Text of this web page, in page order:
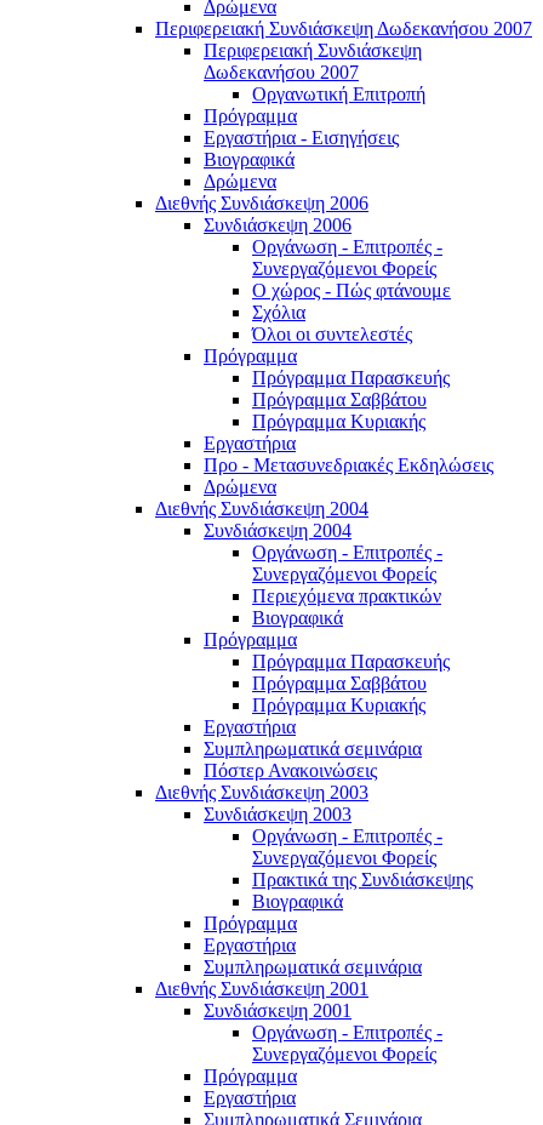
Δρώμενα
Περιφερειακή Συνδιάσκεψη Δωδεκανήσου 2007
Περιφερειακή Συνδιάσκεψη
Δωδεκανήσου 2007
Οργανωτική Επιτροπή
Πρόγραμμα
Εργαστήρια - Εισηγήσεις
Βιογραφικά
Δρώμενα
Διεθνής Συνδιάσκεψη 2006
Συνδιάσκεψη 2006
Οργάνωση - Επιτροπές -
Συνεργαζόμενοι Φορείς
Ο χώρος - Πώς φτάνουμε
Σχόλια
Όλοι οι συντελεστές
Πρόγραμμα
Πρόγραμμα Παρασκευής
Πρόγραμμα Σαββάτου
Πρόγραμμα Κυριακής
Εργαστήρια
Προ - Μετασυνεδριακές Εκδηλώσεις
Δρώμενα
Διεθνής Συνδιάσκεψη 2004
Συνδιάσκεψη 2004
Οργάνωση - Επιτροπές -
Συνεργαζόμενοι Φορείς
Περιεχόμενα πρακτικών
Βιογραφικά
Πρόγραμμα
Πρόγραμμα Παρασκευής
Πρόγραμμα Σαββάτου
Πρόγραμμα Κυριακής
Εργαστήρια
Συμπληρωματικά σεμινάρια
Πόστερ Ανακοινώσεις
Διεθνής Συνδιάσκεψη 2003
Συνδιάσκεψη 2003
Οργάνωση - Επιτροπές -
Συνεργαζόμενοι Φορείς
Πρακτικά της Συνδιάσκεψης
Βιογραφικά
Πρόγραμμα
Εργαστήρια
Συμπληρωματικά σεμινάρια
Διεθνής Συνδιάσκεψη 2001
Συνδιάσκεψη 2001
Οργάνωση - Επιτροπές -
Συνεργαζόμενοι Φορείς
Πρόγραμμα
Εργαστήρια
Συμπληρωματικά Σεμινάρια